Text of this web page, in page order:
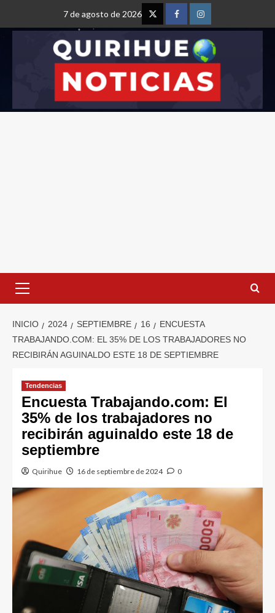
7 de agosto de 2026
INICIO 2024 SEPTIEMBRE 16
ENCUESTA
TRABAJANDO.COM: EL 35% DE LOS TRABAJADORES NO
RECIBIRÁN AGUINALDO ESTE 18 DE SEPTIEMBRE
Tendencias
Encuesta Trabajando.com: El
35% de los trabajadores no
recibirán aguinaldo este 18 de
septiembre
Quirihue 16 de septiembre de 2024 0